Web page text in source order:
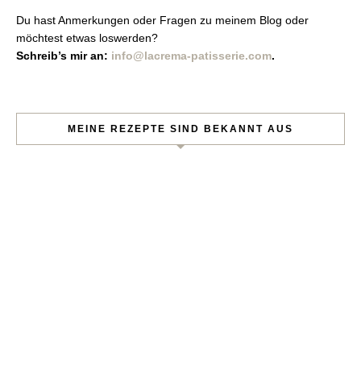
Du hast Anmerkungen oder Fragen zu meinem Blog oder
möchtest etwas loswerden?
Schreib’s mir an: info@lacrema-patisserie.com.
MEINE REZEPTE SIND BEKANNT AUS